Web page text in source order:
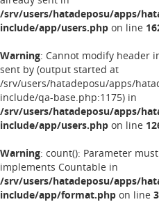
/srv/users/hatadeposu/apps/
include/app/users.php on line
Warning: Cannot modify header
sent by (output started at
/srv/users/hatadeposu/apps/
include/qa-base.php:1175) in
/srv/users/hatadeposu/apps/
include/app/users.php on line
Warning: count(): Parameter
implements Countable in
/srv/users/hatadeposu/apps/
include/app/format.php on line